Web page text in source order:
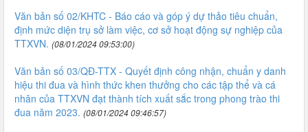
Văn bản số 02/KHTC - Báo cáo và góp ý dự thảo tiêu chuẩn,
định mức diện trụ sở làm việc, cơ sở hoạt động sự nghiệp của
TTXVN. (08/01/2024 09:53:00)
Văn bản số 03/QĐ-TTX - Quyết định công nhận, chuẩn y danh
hiệu thi đua và hình thức khen thưởng cho các tập thể và cá
nhân của TTXVN đạt thành tích xuất sắc trong phong trào thi
đua năm 2023. (08/01/2024 09:46:57)